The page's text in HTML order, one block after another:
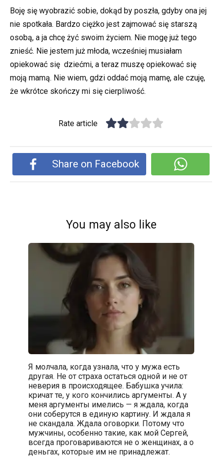
Boję się wyobrazić sobie, dokąd by poszła, gdyby ona jej
nie spotkała. Bardzo ciężko jest zajmować się starszą
osobą, a ja chcę żyć swoim życiem. Nie mogę już tego
znieść. Nie jestem już młoda, wcześniej musiałam
opiekować się dziećmi, a teraz muszę opiekować się
moją mamą. Nie wiem, gdzi oddać moją mamę, ale czuję,
że wkrótce skończy mi się cierpliwość.
Rate article
Share on Facebook
You may also like
Я молчала, когда узнала, что у мужа есть
другая. Не от страха остаться одной и не от
неверия в происходящее. Бабушка учила:
кричат те, у кого кончились аргументы. А у
меня аргументы имелись — я ждала, когда
они соберутся в единую картину. И ждала я
не скандала. Ждала оговорки. Потому что
мужчины, особенно такие, как мой Сергей,
всегда проговариваются не о женщинах, а о
деньгах, которые им не принадлежат.